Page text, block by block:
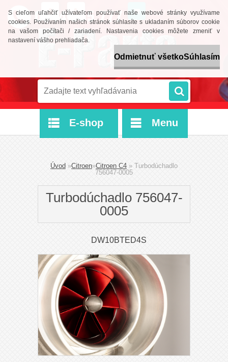
S cieľom uľahčiť užívateľom používať naše webové stránky využívame
cookies. Používaním našich stránok súhlasíte s ukladaním súborov cookie
na vašom počítači / zariadení. Nastavenia cookies môžete zmeniť v
nastavení vášho prehliadača.
Odmietnuť všetkoSúhlasím
0 ks / 0,00 €
E-shop Menu
Úvod »Citroen»Citroen C4 » Turbodúchadlo
756047-0005
Turbodúchadlo 756047-
0005
DW10BTED4S